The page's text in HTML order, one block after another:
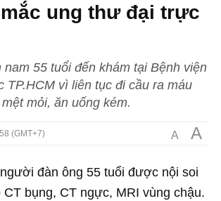
ung thư đại trực
nam 55 tuổi đến khám tại Bệnh viện
TP.HCM vì liên tục đi cầu ra máu
mỏi, ăn uống kém.
(GMT+7) A A
đàn ông 55 tuổi được nội soi
CT bụng, CT ngực, MRI vùng chậu.